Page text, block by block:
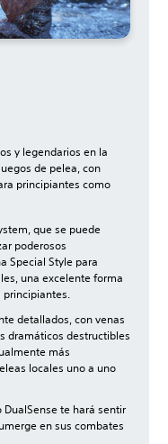
y legendarios en la
de pelea, con
principiantes como
que se puede
poderosos
Special Style para
una excelente forma
principiantes.
detallados, con venas
dramáticos destructibles
más
locales uno a uno
te hará sentir
en sus combates